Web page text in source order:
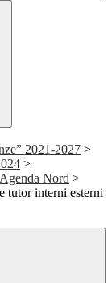
2021-2027 >
>
Nord >
tutor interni esterni